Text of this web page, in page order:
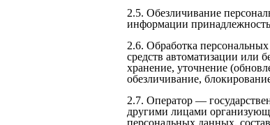
2.5. Обезличивание
информации
2.6. Обработка
средств автоматизации или
хранение, уточнение
обезличивание,
2.7. Оператор —
другими лицами
персональных данных,